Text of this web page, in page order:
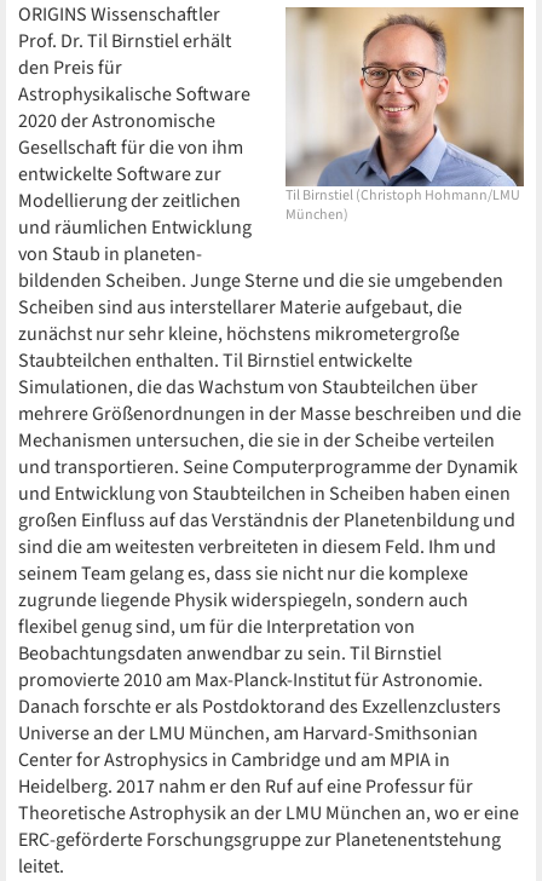
Til Birnstiel (Christoph Hohmann/LMU
München)
ORIGINS Wissenschaftler
Prof. Dr. Til Birnstiel erhält
den Preis für
Astrophysikalische Software
2020 der Astronomische
Gesellschaft für die von ihm
entwickelte Software zur
Modellierung der zeitlichen
und räumlichen Entwicklung
von Staub in planeten-
bildenden Scheiben. Junge Sterne und die sie umgebenden
Scheiben sind aus interstellarer Materie aufgebaut, die
zunächst nur sehr kleine, höchstens mikrometergroße
Staubteilchen enthalten. Til Birnstiel entwickelte
Simulationen, die das Wachstum von Staubteilchen über
mehrere Größenordnungen in der Masse beschreiben und die
Mechanismen untersuchen, die sie in der Scheibe verteilen
und transportieren. Seine Computerprogramme der Dynamik
und Entwicklung von Staubteilchen in Scheiben haben einen
großen Einfluss auf das Verständnis der Planetenbildung und
sind die am weitesten verbreiteten in diesem Feld. Ihm und
seinem Team gelang es, dass sie nicht nur die komplexe
zugrunde liegende Physik widerspiegeln, sondern auch
flexibel genug sind, um für die Interpretation von
Beobachtungsdaten anwendbar zu sein. Til Birnstiel
promovierte 2010 am Max-Planck-Institut für Astronomie.
Danach forschte er als Postdoktorand des Exzellenzclusters
Universe an der LMU München, am Harvard-Smithsonian
Center for Astrophysics in Cambridge und am MPIA in
Heidelberg. 2017 nahm er den Ruf auf eine Professur für
Theoretische Astrophysik an der LMU München an, wo er eine
ERC-geförderte Forschungsgruppe zur Planetenentstehung
leitet.